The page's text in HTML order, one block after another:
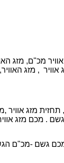
מכ"ם, מזג
, מזג
תחזית מזג אוויר
גשם . מכם מזג
גשם -מכ"ם